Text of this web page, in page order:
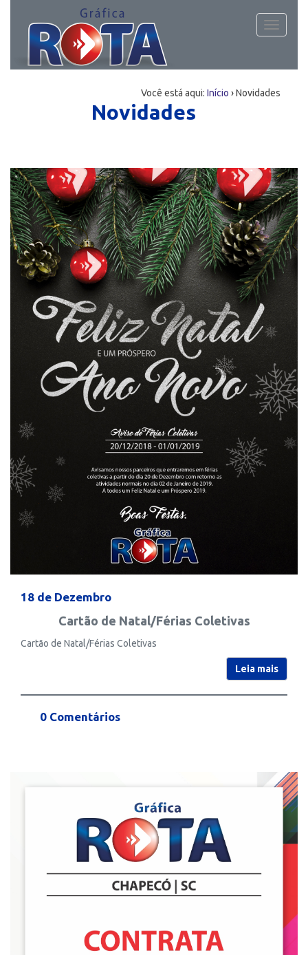
Toggle
Você está aqui: Início ›Novidades
Novidades
18 de Dezembro
Cartão de Natal/Férias Coletivas
Cartão de Natal/Férias Coletivas
Leia mais
0 Comentários